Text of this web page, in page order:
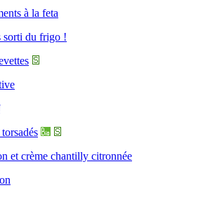
à la feta
sorti du frigo !
et crème chantilly citronnée